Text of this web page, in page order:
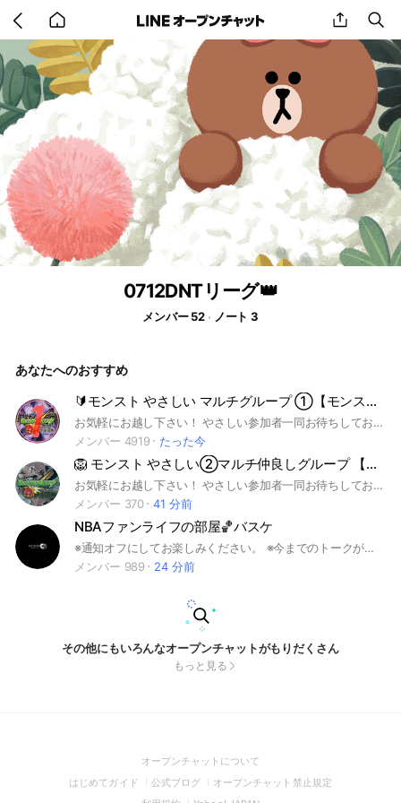
back
to
home
share
0712DNTリーグ👑
メンバー 52 ノート 3
あなたへのおすすめ
🔰モンスト やさしい マルチグループ ①【モンスターストライク】
お気軽にお越し下さい！ やさしい参加者一同お待ちしております。 #サカモトデイズ コラボを全力でやります。 モンストマルチ用グループとなります。 初心者さんのサポートを行っております。 その他、メダル、神殿専用系列グループがあります。 #呪術廻戦 #フリーレン #チョイスガチャ #マルチガチャ #コイン #遊戯王 #モンスターストライク #モンスト #もんすと #コラボ #こらぼ #運極 #モンストの日 #ガンダム #超究極 #DNA #大規模 #最大 #初心者 #初心者歓迎 #コイン #オラコイン #守護獣 #絆のカケラ #超究極 #マルチ募集 #XFLAG #エックスフラッグ #フラパ #秘海 #秘海の冒険船
メンバー 4919
たった今
🦁 モンスト やさしい②マルチ仲良しグループ 【モンスターストライク】
お気軽にお越し下さい！ やさしい参加者一同お待ちしております。 コラボを全力でやります。 モンストマルチ用グループとなります。初心者さんのサポートを行っております。その他、メダル、神殿専用系列グループがあります。 #呪術廻戦 #鬼滅の刃 #モンスターストライク #モンスト #もんすと #コラボ #こらぼ #運極 #モンストの日 #超究極 #ハイネ #はいね #もんすと #DNA #大規模 #最大 #初心者 #初心者歓迎 #コイン #オラコイン #守護 #守護獣 #絆のカケラ #超究極 #マルチ募集 #XFLAG #PARK #XFLAG PARK 2022 #エックスフラッグ #えっくすふらっぐ #フラパ #ふらぱ #秘海 #秘海の冒険船 #船
メンバー 370
41 分前
NBAファンライフの部屋🏀バスケ
※通知オフにしてお楽しみください。 ※今までのトークが流れるので挨拶は控えてください。 NBAについて楽しく、熱く語り合おうじゃないか👍 お友達にも是非紹介してあげてください🏀 NBAファンライフを楽しみましょう🔥 ※ルール守って楽しく！以下は1発退場です。 勧誘 荒らし スタンプ連打
メンバー 989
24 分前
その他にもいろんなオープンチャットがもりだくさん
もっと見る
オープンチャットについて
in
はじめてガイド
(Open
in
公式ブログ
(Open
in
オープンチャット禁止規定(Open